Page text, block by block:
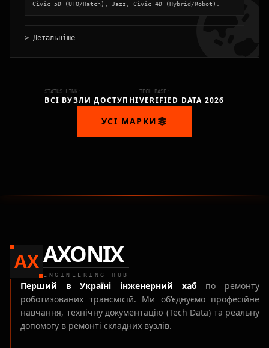
Civic 5D (UFO/Hatch), Jazz, Civic 4D (Hybrid/Robot).
> Детальніше
STATUS_LINK:
ВСІ ВУЗЛИ ДОСТУПНІ
TECH_BASE:
VERIFIED DATA 2026
УСІ МАРКИ
AXAXONIX
ENGINEERING HUB
Перший в Україні інженерний хаб по ремонту
роботизованих трансмісій. Ми об'єднуємо професійне
навчання, технічну документацію (Tech Data) та реальну
допомогу в ремонті складних вузлів.